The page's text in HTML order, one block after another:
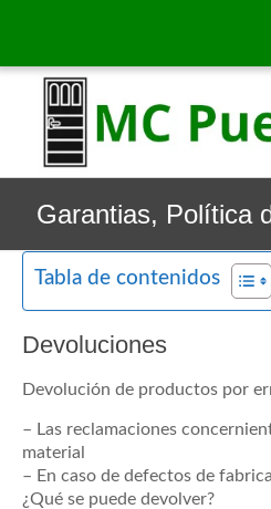
Garantias, Política
Tabla de contenidos
Devoluciones
Devolución de productos por
– Las reclamaciones
material
– En caso de defectos de
¿Qué se puede devolver?